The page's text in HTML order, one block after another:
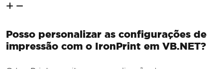
Posso personalizar as configurações de
impressão com o IronPrint em VB.NET?